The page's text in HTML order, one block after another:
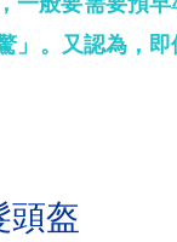
」。又認為，
頭盔